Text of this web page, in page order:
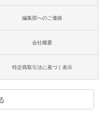
編集部へのご連絡
会社概要
特定商取引法に基づく表示